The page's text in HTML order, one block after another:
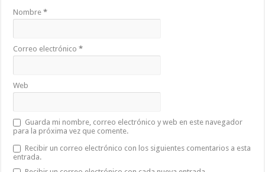
Nombre*
Correo electrónico*
Web
Guarda mi nombre, correo electrónico y web en este navegador
para la próxima vez que comente.
Recibir un correo electrónico con los siguientes comentarios a esta
entrada.